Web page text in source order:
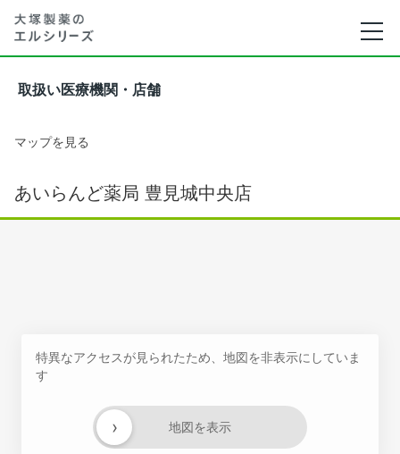
取扱い医療機関・店舗
マップを見る
あいらんど薬局 豊見城中央店
特異なアクセスが見られたため、地図を非表示にしていま
す
地図を表示
›